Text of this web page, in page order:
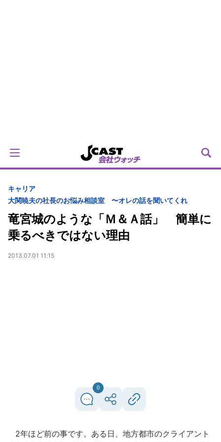
キャリア
大関暁夫の社長のお悩み相談室 〜オレの話を聞いてくれ
竜宮城のような「Ｍ＆Ａ話」 簡単に
乗るべきではない理由
2013.07.01 11:15
0
2年ほど前の事です。ある日、地方都市のクライアント